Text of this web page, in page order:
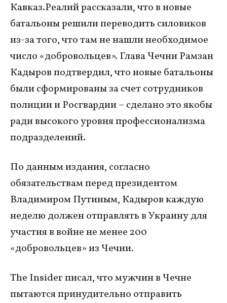
Кавказ.Реалий рассказали, что в новые
батальоны решили переводить силовиков
из-за того, что там не нашли необходимое
число «добровольцев». Глава Чечни Рамзан
Кадыров подтвердил, что новые батальоны
были сформированы за счет сотрудников
полиции и Росгвардии – сделано это якобы
ради высокого уровня профессионализма
подразделений.
По данным издания, согласно
обязательствам перед президентом
Владимиром Путиным, Кадыров каждую
неделю должен отправлять в Украину для
участия в войне не менее 200
«добровольцев» из Чечни.
The Insider писал, что мужчин в Чечне
пытаются принудительно отправить